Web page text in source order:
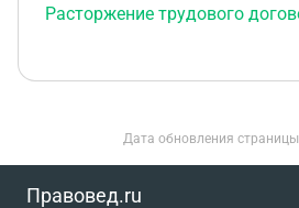
Расторжение трудового
Дата обновления страницы
Правовед.ru